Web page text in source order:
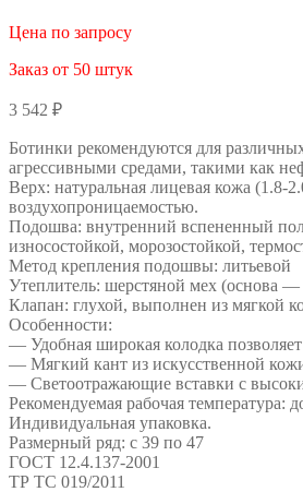
Цена по запросу
Заказ от 50 штук
3 542 ₽
Ботинки рекомендуются для
агрессивными средами, такими как
Верх: натуральная лицевая кожа (1.8-
воздухопроницаемостью.
Подошва: внутренний вспененный
износостойкой, морозостойкой,
Метод крепления подошвы: литьевой
Утеплитель: шерстяной мех (основа —
Клапан: глухой, выполнен из мягкой
Особенности:
— Удобная широкая колодка
— Мягкий кант из искусственной
— Светоотражающие вставки с
Рекомендуемая рабочая температура:
Индивидуальная упаковка.
Размерный ряд: с 39 по 47
ГОСТ 12.4.137-2001
ТР ТС 019/2011